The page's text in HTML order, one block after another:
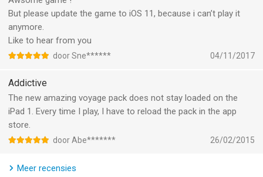
CUSTOMER LOYALTY BONUS
Transfer any in app purchases made in the iPhone version of
TowerMadness to TowerMadness HD for FREE! Visit
support.limbic.com for details.
Search for our other award-winning games: Zombie Gunship
and Nuts!
--
versie 11 of hoger, geschikt bevonden voor gebruikers met
But please update the game to iOS 11, because i can’t play it
anymore.
Like to hear from you
door Sne****** 04/11/2017
Addictive
The new amazing voyage pack does not stay loaded on the
iPad 1. Every time I play, I have to reload the pack in the app
store.
door Abe******* 26/02/2015
Meer recensies